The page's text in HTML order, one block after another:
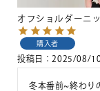
オフショルダーニ
購入者
投稿日 2025/08/10
冬本番前~終わり